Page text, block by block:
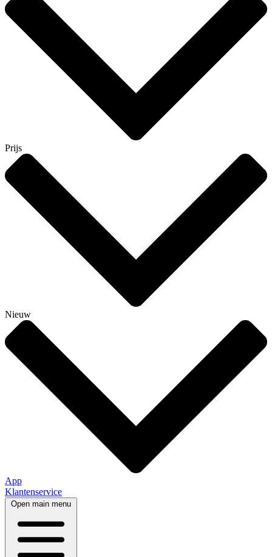
Prijs
Nieuw
App
Klantenservice
Open main menu